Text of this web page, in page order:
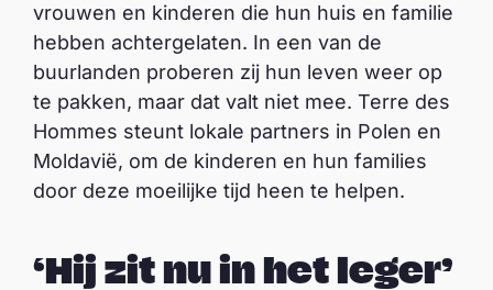
vrouwen en kinderen die hun huis en familie
hebben achtergelaten. In een van de
buurlanden proberen zij hun leven weer op
te pakken, maar dat valt niet mee. Terre des
Hommes steunt lokale partners in Polen en
Moldavië, om de kinderen en hun families
door deze moeilijke tijd heen te helpen.
‘Hij zit nu in het leger’